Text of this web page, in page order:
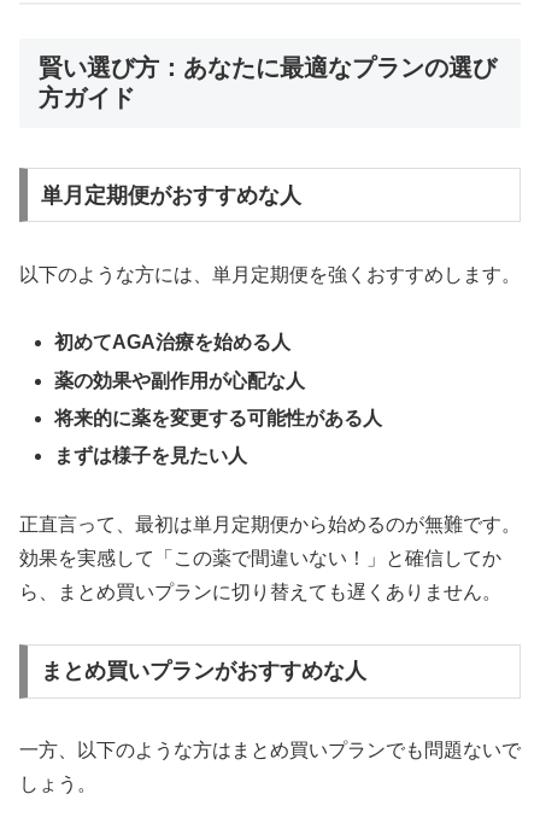
賢い選び方：あなたに最適なプランの選び
方ガイド
単月定期便がおすすめな人
以下のような方には、単月定期便を強くおすすめします。
初めてAGA治療を始める人
薬の効果や副作用が心配な人
将来的に薬を変更する可能性がある人
まずは様子を見たい人
正直言って、最初は単月定期便から始めるのが無難です。
効果を実感して「この薬で間違いない！」と確信してか
ら、まとめ買いプランに切り替えても遅くありません。
まとめ買いプランがおすすめな人
一方、以下のような方はまとめ買いプランでも問題ないで
しょう。